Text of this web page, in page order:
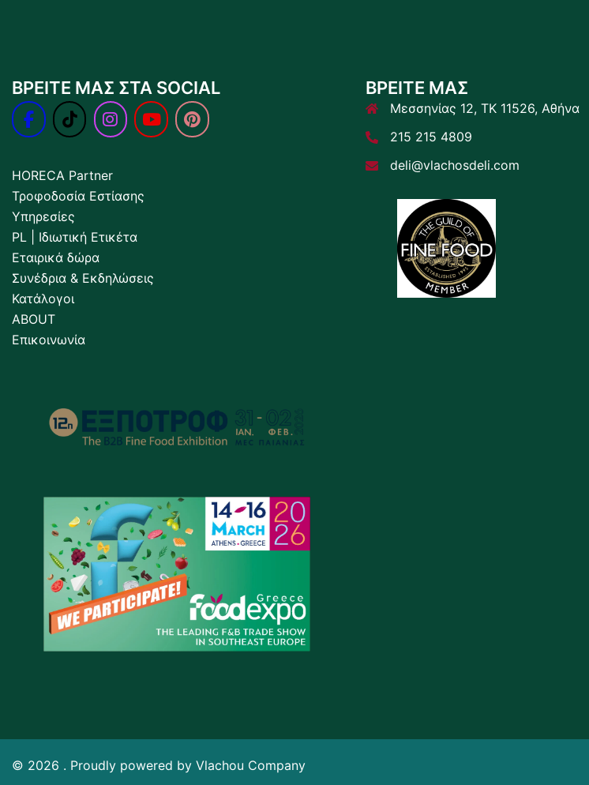
ΒΡΕΙΤΕ ΜΑΣ ΣΤΑ SOCIAL
HORECA Partner
Τροφοδοσία Εστίασης
Υπηρεσίες
PL | Ιδιωτική Ετικέτα
Εταιρικά δώρα
Συνέδρια & Εκδηλώσεις
Κατάλογοι
ABOUT
Επικοινωνία
ΒΡΕΙΤΕ ΜΑΣ
Μεσσηνίας 12, ΤΚ 11526, Αθήνα
215 215 4809
deli@vlachosdeli.com
© 2026 . Proudly powered by Vlachou Company